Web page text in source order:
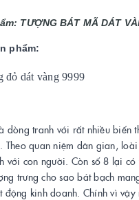
TƯỢNGBÁT MÃ DÁT
phẩm:
đỏ dát vàng 9999
dòng tranh với rất nhiều biến
Theo quan niệm dân gian,
với con người. Còn số 8 lại
trưng cho sao bát bạch
động kinh doanh. Chính vì